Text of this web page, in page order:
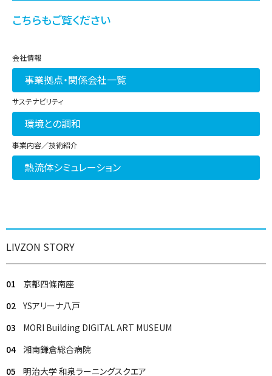
こちらもご覧ください
会社情報
事業拠点・関係会社一覧
サステナビリティ
環境との調和
事業内容／技術紹介
熱流体シミュレーション
LIVZON STORY
01
京都四條南座
02 YSアリーナ八戸
03
MORI Building DIGITAL ART MUSEUM
04
湘南鎌倉総合病院
05
明治大学 和泉ラーニングスクエア